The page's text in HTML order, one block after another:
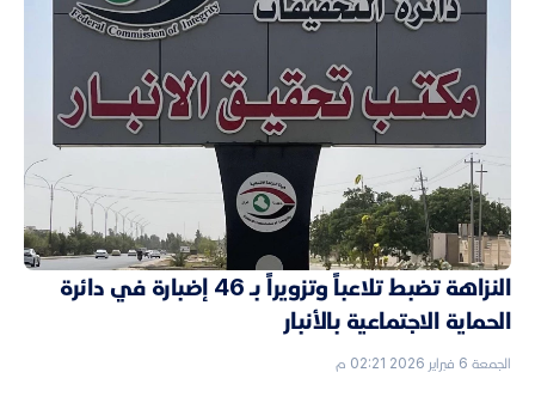
النزاهة تضبط تلاعباً وتزويراً بـ 46 إضبارة في دائرة
الحماية الاجتماعية بالأنبار
الجمعة 6 فبراير 2026 02:21 م